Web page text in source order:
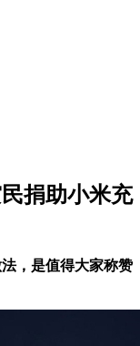
捐助小米充
，是值得大家称赞